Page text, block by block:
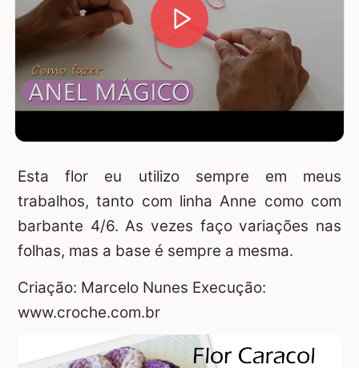
Esta flor eu utilizo sempre em meus
trabalhos, tanto com linha Anne como com
barbante 4/6. As vezes faço variações nas
folhas, mas a base é sempre a mesma.
Criação: Marcelo Nunes Execução:
www.croche.com.br